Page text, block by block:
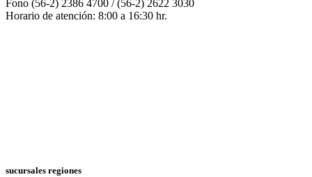
Fono (56-2) 2386 4700 / (56-2) 2622 3030
Horario de atención: 8:00 a 16:30 hr.
sucursales regiones